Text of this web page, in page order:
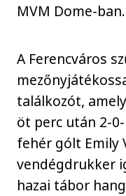
MVM Dome-ban.
A Ferencváros
találkozót,
öt perc után 2-
fehér gólt Emily
vendégdrukker
hazai tábor